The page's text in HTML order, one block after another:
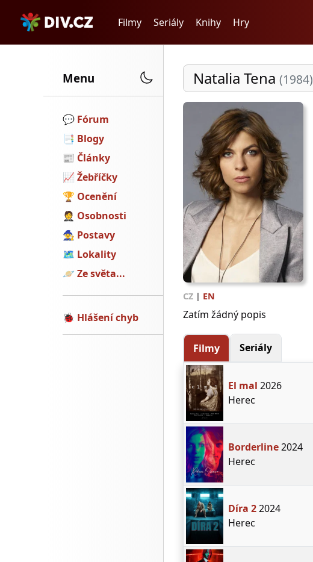
Filmy Seriály Knihy Hry
Menu
💬️ Fórum
📑 Blogy
📰 Články
📈 Žebříčky
🏆 Ocenění
🤵 Osobnosti
🧙 Postavy
🗺 Lokality
🪐 Ze světa...
🐞 Hlášení chyb
Natalia Tena (1984)
CZ | EN
Zatím žádný popis
Filmy Seriály
El mal 2026
Herec
Borderline2024
Herec
Díra 22024
Herec